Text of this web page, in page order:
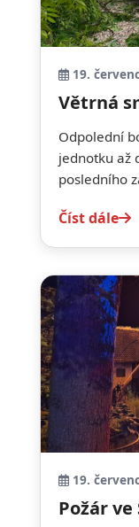
19.
Větrná
Odpolední
jednotku až
posledního
Číst dále
19.
Požár